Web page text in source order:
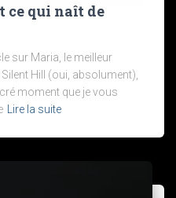
ce qui naît de
sur Maria, le meilleur
Hill (oui, absolument),
moment que je vous
Lire la suite